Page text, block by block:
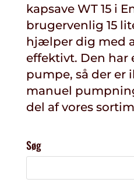
kapsave WT 15 i
brugervenlig 15
hjælper dig med
effektivt. Den har
pumpe, så der er
manuel
del af vores
Søg